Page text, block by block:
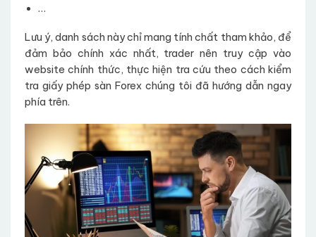
…
Lưu ý, danh sách này chỉ mang tính chất tham khảo, để
đảm bảo chính xác nhất, trader nên truy cập vào
website chính thức, thực hiện tra cứu theo cách kiểm
tra giấy phép sàn Forex chúng tôi đã hướng dẫn ngay
phía trên.